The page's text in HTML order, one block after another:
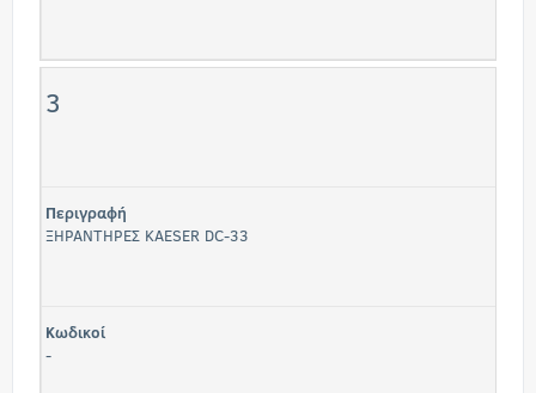
3
Περιγραφή
ΞΗΡΑΝΤΗΡΕΣ KAESER DC-33
Κωδικοί
-